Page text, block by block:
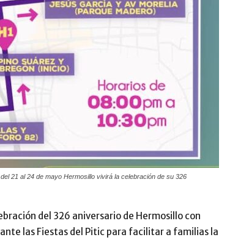
21 al 24 de mayo Hermosillo vivirá la celebración de su 326
del 326 aniversario de Hermosillo con
las Fiestas del Pitic para facilitar a familias la